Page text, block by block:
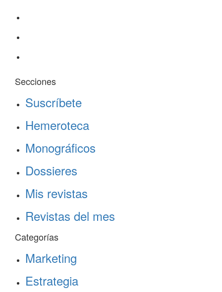
Secciones
Suscríbete
Hemeroteca
Monográficos
Dossieres
Mis revistas
Revistas del mes
Categorías
Marketing
Estrategia